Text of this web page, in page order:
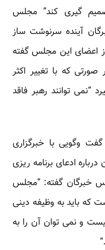
گیری کند” مجلس
آینده سرنوشت ساز
اعضای این مجلس گفته
که با تغییر اکثر
“نمی توانند رهبر فاقد
وگویی با خبرگزاری
ادعای برنامه ریزی
خبرگان گفته: “مجلس
که باید به وظیفه دینی
و نمی توان آن را به